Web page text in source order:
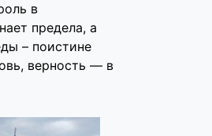
в
предела, а
– поистине
верность — в